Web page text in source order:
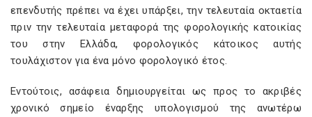
επενδυτής πρέπει να έχει υπάρξει, την τελευταία οκταετία
πριν την τελευταία μεταφορά της φορολογικής κατοικίας
του στην Ελλάδα, φορολογικός κάτοικος αυτής
τουλάχιστον για ένα μόνο φορολογικό έτος.
Εντούτοις, ασάφεια δημιουργείται ως προς το ακριβές
χρονικό σημείο έναρξης υπολογισμού της ανωτέρω